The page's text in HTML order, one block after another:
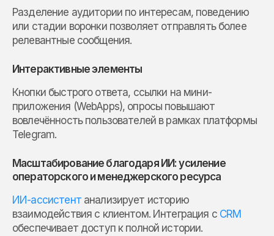
Разделение аудитории по интересам, поведению
или стадии воронки позволяет отправлять более
релевантные сообщения.
Интерактивные элементы
Кнопки быстрого ответа, ссылки на мини-
приложения (WebApps), опросы повышают
вовлечённость пользователей в рамках платформы
Telegram.
Масштабирование благодаря ИИ: усиление
операторского и менеджерского ресурса
ИИ-ассистентанализирует историю
взаимодействия с клиентом. Интеграция с CRM
обеспечивает доступ к полной истории.